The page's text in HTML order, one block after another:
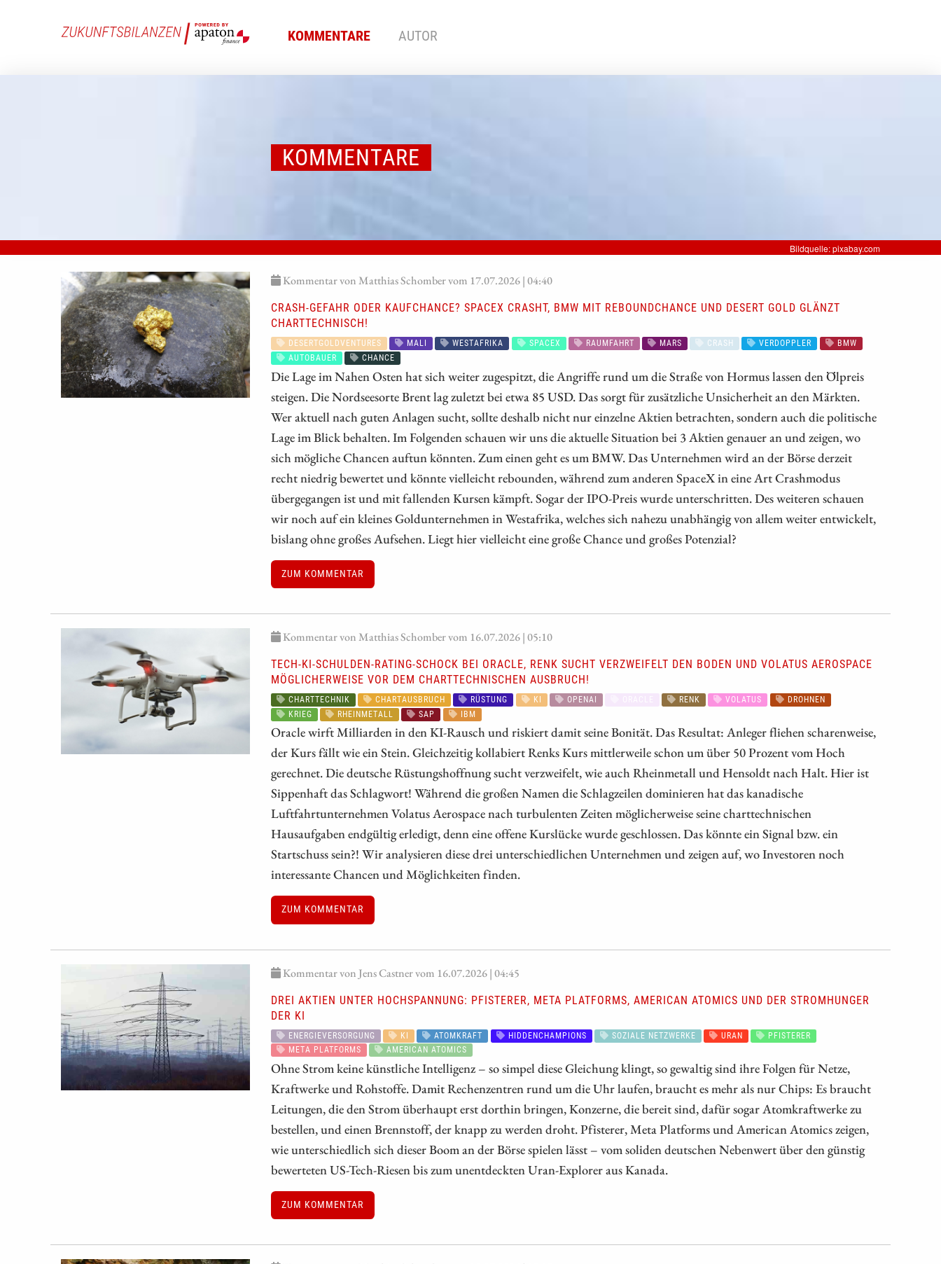
KOMMENTARE AUTOR
KOMMENTARE
Bildquelle: pixabay.com
Kommentar von Matthias Schomber vom 17.07.2026 | 04:40
CRASH-GEFAHR ODER KAUFCHANCE? SPACEX CRASHT, BMW MIT REBOUNDCHANCE UND DESERT GOLD GLÄNZT
CHARTTECHNISCH!
DESERTGOLDVENTURES MALI WESTAFRIKA SPACEX RAUMFAHRT MARS CRASH VERDOPPLER
BMW
AUTOBAUER
CHANCE
Die Lage im Nahen Osten hat sich weiter zugespitzt, die Angriffe rund um die Straße von Hormus lassen den Ölpreis
steigen. Die Nordseesorte Brent lag zuletzt bei etwa 85 USD. Das sorgt für zusätzliche Unsicherheit an den Märkten.
Wer aktuell nach guten Anlagen sucht, sollte deshalb nicht nur einzelne Aktien betrachten, sondern auch die politische
Lage im Blick behalten. Im Folgenden schauen wir uns die aktuelle Situation bei 3 Aktien genauer an und zeigen, wo
sich mögliche Chancen auftun könnten. Zum einen geht es um BMW. Das Unternehmen wird an der Börse derzeit
recht niedrig bewertet und könnte vielleicht rebounden, während zum anderen SpaceX in eine Art Crashmodus
übergegangen ist und mit fallenden Kursen kämpft. Sogar der IPO-Preis wurde unterschritten. Des weiteren schauen
wir noch auf ein kleines Goldunternehmen in Westafrika, welches sich nahezu unabhängig von allem weiter entwickelt,
bislang ohne großes Aufsehen. Liegt hier vielleicht eine große Chance und großes Potenzial?
ZUM KOMMENTAR
Kommentar von Matthias Schomber vom 16.07.2026 | 05:10
TECH-KI-SCHULDEN-RATING-SCHOCK BEI ORACLE, RENK SUCHT VERZWEIFELT DEN BODEN UND VOLATUS AEROSPACE
MÖGLICHERWEISE VOR DEM CHARTTECHNISCHEN AUSBRUCH!
CHARTTECHNIK CHARTAUSBRUCH RÜSTUNG KI OPENAI RENK VOLATUS
DROHNEN
KRIEG
RHEINMETALL SAP IBM
Oracle wirft Milliarden in den KI-Rausch und riskiert damit seine Bonität. Das Resultat: Anleger fliehen scharenweise,
der Kurs fällt wie ein Stein. Gleichzeitig kollabiert Renks Kurs mittlerweile schon um über 50 Prozent vom Hoch
gerechnet. Die deutsche Rüstungshoffnung sucht verzweifelt, wie auch Rheinmetall und Hensoldt nach Halt. Hier ist
Sippenhaft das Schlagwort! Während die großen Namen die Schlagzeilen dominieren hat das kanadische
Luftfahrtunternehmen Volatus Aerospace nach turbulenten Zeiten möglicherweise seine charttechnischen
Hausaufgaben endgültig erledigt, denn eine offene Kurslücke wurde geschlossen. Das könnte ein Signal bzw. ein
Startschuss sein?! Wir analysieren diese drei unterschiedlichen Unternehmen und zeigen auf, wo Investoren noch
interessante Chancen und Möglichkeiten finden.
ZUM KOMMENTAR
Kommentar von Jens Castner vom 16.07.2026 | 04:45
DREI AKTIEN UNTER HOCHSPANNUNG: PFISTERER, META PLATFORMS, AMERICAN ATOMICS UND DER STROMHUNGER
DER KI
ENERGIEVERSORGUNG KI ATOMKRAFT HIDDENCHAMPIONS SOZIALE NETZWERKE URAN
PFISTERER
META PLATFORMS
AMERICAN ATOMICS
Ohne Strom keine künstliche Intelligenz – so simpel diese Gleichung klingt, so gewaltig sind ihre Folgen für Netze,
Kraftwerke und Rohstoffe. Damit Rechenzentren rund um die Uhr laufen, braucht es mehr als nur Chips: Es braucht
Leitungen, die den Strom überhaupt erst dorthin bringen, Konzerne, die bereit sind, dafür sogar Atomkraftwerke zu
bestellen, und einen Brennstoff, der knapp zu werden droht. Pfisterer, Meta Platforms und American Atomics zeigen,
wie unterschiedlich sich dieser Boom an der Börse spielen lässt – vom soliden deutschen Nebenwert über den günstig
bewerteten US-Tech-Riesen bis zum unentdeckten Uran-Explorer aus Kanada.
ZUM KOMMENTAR